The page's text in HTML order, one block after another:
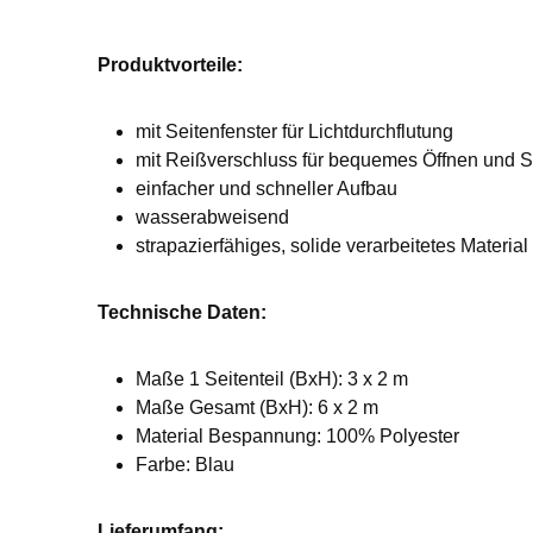
Produktvorteile:
mit Seitenfenster für Lichtdurchflutung
mit Reißverschluss für bequemes Öffnen und
einfacher und schneller Aufbau
wasserabweisend
strapazierfähiges, solide verarbeitetes Material
Technische Daten:
Maße 1 Seitenteil (BxH): 3 x 2 m
Maße Gesamt (BxH): 6 x 2 m
Material Bespannung: 100% Polyester
Farbe: Blau